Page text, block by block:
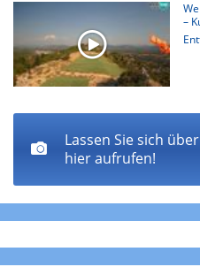
Somit bietet diese HD Live
Aussicht auf den himmlisch
Dubrovnik. Wer schöne Tage
beobachten möchte, ist bei
–
Lassen Sie sich
hier aufrufen!